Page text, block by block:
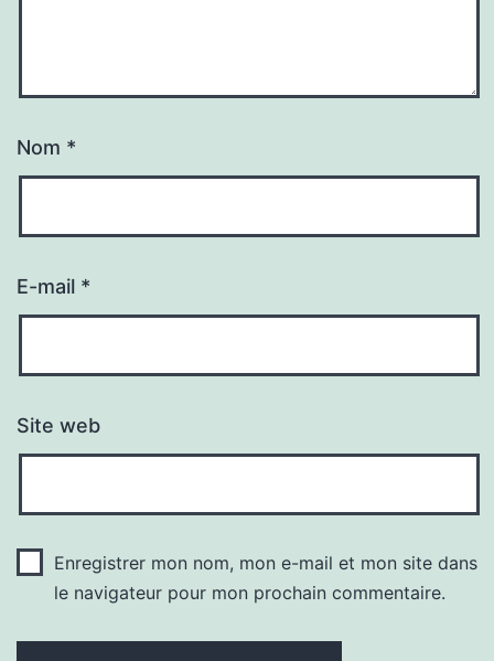
Nom *
E-mail *
Site web
Enregistrer mon nom, mon e-mail et mon site dans
le navigateur pour mon prochain commentaire.